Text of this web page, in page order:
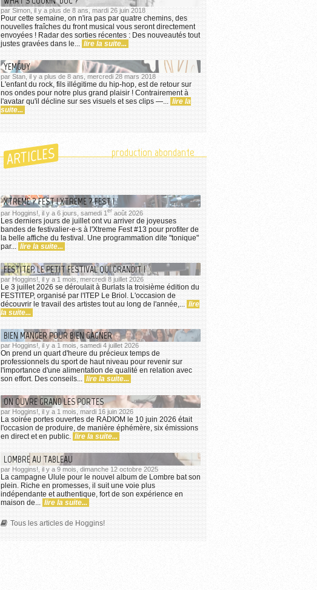
par Simon, il y a plus de 8 ans, mardi 26 juin 2018
Pour cette semaine, on n'ira pas par quatre chemins, des
nouvelles fraîches du front musical vous seront directement
envoyées ! Radar des sorties récentes : Des nouveautés tout
justes gravées dans le... lire la suite...
YEMGUY
par Stan, il y a plus de 8 ans, mercredi 28 mars 2018
L'enfant du rock, fils illégitime du hip-hop, est de retour sur
nos ondes pour notre plus grand plaisir ! Contrairement à
l'avatar qu'il décline sur ses visuels et ses clips —... lire la
suite...
ARTICLES production abondante
XTREME ? FEST ! XTREME ? FEST !
par Hoggins!, il y a 6 jours, samedi 1 er août 2026
Les derniers jours de juillet ont vu arriver de joyeuses
bandes de festivalier⋅e⋅s à l'Xtreme Fest #13 pour profiter de
la belle affiche du festival. Une programmation dite "tonique"
par...
lire la suite...
FESTITEP, LE PETIT FESTIVAL QUI GRANDIT !
par Hoggins!, il y a 1 mois, mercredi 8 juillet 2026
Le 3 juillet 2026 se déroulait à Burlats la troisième édition du
FESTITEP, organisé par l'ITEP Le Briol. L'occasion de
découvrir le travail des artistes tout au long de l'année,...
lire
la suite...
BIEN MANGER POUR BIEN GAGNER
par Hoggins!, il y a 1 mois, samedi 4 juillet 2026
On prend un quart d'heure du précieux temps de
professionnels du sport de haut niveau pour revenir sur
l'importance d'une alimentation de qualité en relation avec
son effort. Des conseils...
lire la suite...
ON OUVRE GRAND LES PORTES
par Hoggins!, il y a 1 mois, mardi 16 juin 2026
La soirée portes ouvertes de RADIOM le 10 juin 2026 était
l'occasion de produire, de manière éphémère, six émissions
en direct et en public.
lire la suite...
LOMBRE AU TABLEAU
par Hoggins!, il y a 9 mois, dimanche 12 octobre 2025
La campagne Ulule pour le nouvel album de Lombre bat son
plein. Riche en promesses, il suit une voie plus
indépendante et authentique, fort de son expérience en
maison de...
lire la suite...
Tous les articles de Hoggins!